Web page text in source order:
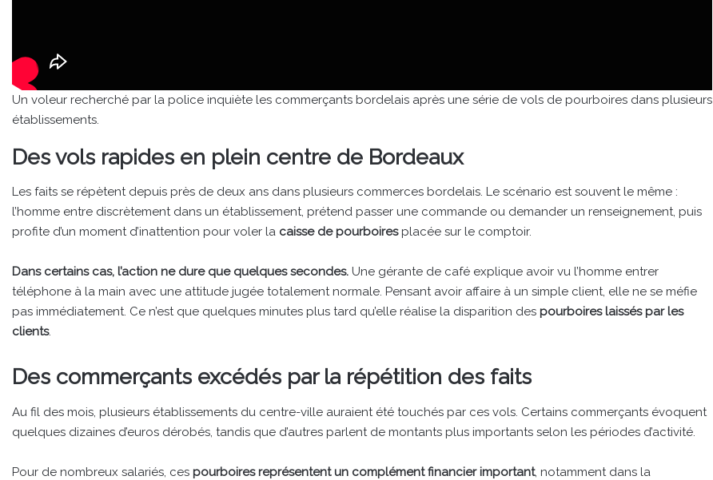
Un voleur recherché par la police inquiète les commerçants bordelais après une série de vols de pourboires dans plusieurs
établissements.
Des vols rapides en plein centre de Bordeaux
Les faits se répètent depuis près de deux ans dans plusieurs commerces bordelais. Le scénario est souvent le même :
l’homme entre discrètement dans un établissement, prétend passer une commande ou demander un renseignement, puis
profite d’un moment d’inattention pour voler la caisse de pourboiresplacée sur le comptoir.
Dans certains cas, l’action ne dure que quelques secondes. Une gérante de café explique avoir vu l’homme entrer
téléphone à la main avec une attitude jugée totalement normale. Pensant avoir affaire à un simple client, elle ne se méfie
pas immédiatement. Ce n’est que quelques minutes plus tard qu’elle réalise la disparition des pourboires laissés par les
clients.
Des commerçants excédés par la répétition des faits
Au fil des mois, plusieurs établissements du centre-ville auraient été touchés par ces vols. Certains commerçants évoquent
quelques dizaines d’euros dérobés, tandis que d’autres parlent de montants plus importants selon les périodes d’activité.
Pour de nombreux salariés, ces pourboires représentent un complément financier important, notamment dans la